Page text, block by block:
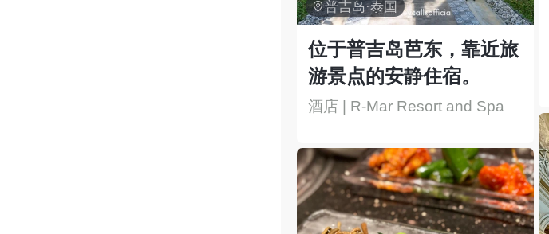
普吉岛·泰国
位于普吉岛芭东，靠近旅
游景点的安静住宿。
酒店 | R-Mar Resort and Spa